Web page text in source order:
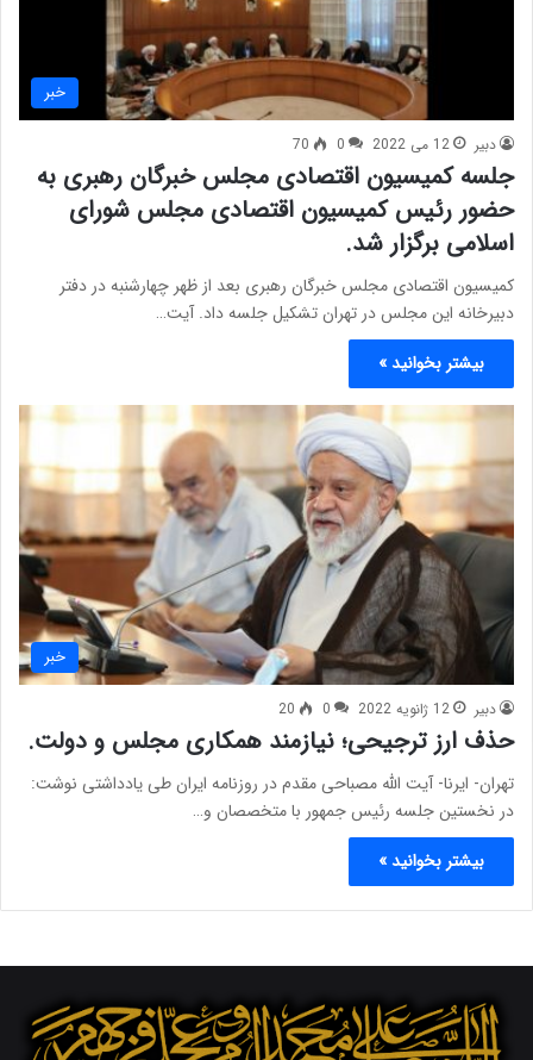
خبر
دبیر 12 می 2022 0
70
جلسه کمیسیون اقتصادی مجلس خبرگان رهبری به
حضور رئیس کمیسیون اقتصادی مجلس شورای
اسلامی برگزار شد.
کمیسیون اقتصادی مجلس خبرگان رهبری بعد از ظهر چهارشنبه در دفتر
دبیرخانه این مجلس در تهران تشکیل جلسه داد. آیت…
بیشتر بخوانید »
خبر
دبیر 12 ژانویه 2022 0
20
حذف ارز ترجیحی؛ نیازمند همکاری مجلس و دولت.
تهران- ایرنا- آیت الله مصباحی مقدم در روزنامه ایران طی یادداشتی نوشت:
در نخستین جلسه رئیس جمهور با متخصصان و…
بیشتر بخوانید »